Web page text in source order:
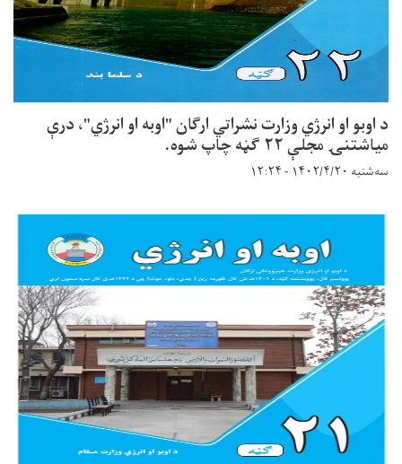
د اوبو او انرژي وزارت نشراتي ارګان "اوبه او انرژي"، درې
میاشتنۍ مجلې ۲۲ ګڼه چاپ شوه.
سه‌شنبه ۱۴۰۲/۴/۲۰ - ۱۲:۲۴